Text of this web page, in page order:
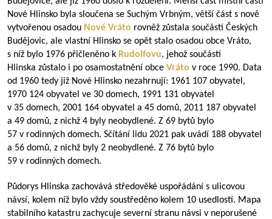
Nové Hlinsko byla sloučena se Suchým Vrbným, větší část s nově
vytvořenou osadou Nové Vráto rovněž zůstala součástí Českých
Budějovic, ale vlastní Hlinsko se opět stalo osadou obce Vráto,
s níž bylo 1976 přičleněno k Rudolfovu, jehož součástí
Hlinska zůstalo i po osamostatnění obce Vráto v roce 1990. Data
od 1960 tedy již Nové Hlinsko nezahrnují: 1961 107 obyvatel,
1970 124 obyvatel ve 30 domech, 1991 131 obyvatel
v 35 domech, 2001 164 obyvatel a 45 domů, 2011 187 obyvatel
a 49 domů, z nichž 4 byly neobydlené. Z 69 bytů bylo
57 v rodinných domech. Sčítání lidu 2021 pak uvádí 188 obyvatel
a 56 domů, z nichž byly 2 neobydlené. Z 76 bytů bylo
59 v rodinných domech.
Půdorys Hlinska zachovává středověké uspořádání s ulicovou
návsí, kolem níž bylo vždy soustředěno kolem 10 usedlostí. Mapa
stabilního katastru zachycuje severní stranu návsi v neporušené